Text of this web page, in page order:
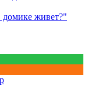
домике живет?"